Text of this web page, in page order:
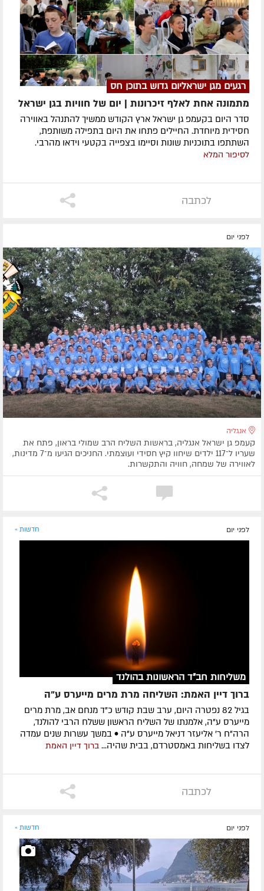
רגעים מגן ישראליום גדוש בתוכן חס
מתמונה אחת לאלף זיכרונות | יום של חוויות בגן ישראל
סדר היום בקעמפ גן ישראל ארץ הקודש ממשיך להתנהל באווירה
חסידית מיוחדת. החיילים פתחו את היום בתפילה משותפת,
השתתפו בתוכניות שונות וסיימו בצפייה בקטעי וידאו מהרבי.
לסיפור המלא
לכתבה
לפני יום
אנגליה
קעמפ גן ישראל אנגליה, בראשות השליח הרב שמולי בראון, פתח את
שעריו ל־117 ילדים שיחוו קיץ חסידי ועוצמתי. החניכים הגיעו מ־7 מדינות,
לאווירה של שמחה, חוויה והתקשרות.
לפני יום חדשות »
משליחות חב"ד הראשונות בהולנד
ברוך דיין האמת: השליחה מרת מרים מייערס ע"ה
בגיל 82 נפטרה היום, ערב שבת קודש כ"ד מנחם אב, מרת מרים
מייערס ע"ה, אלמנתו של השליח הראשון ששלח הרבי להולנד,
הרה"ח ר' אליעזר דניאל מייערס ע"ה • במשך עשרות שנים עמדה
לצדו בשליחות באמסטרדם, בבית שהיה... ברוך דיין האמת
לכתבה
לפני יום חדשות »